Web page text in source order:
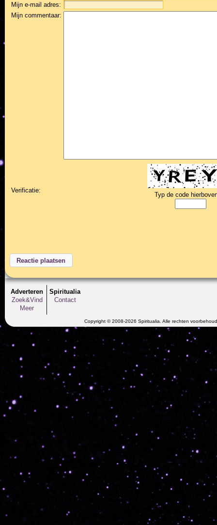
Mijn e-mail adres:
Mijn commentaar:
Verificatie:
Typ de code
Adverteren
Zoek&Vind
Meer
Spiritualia
Contact
Copyright © 2008-2026 Spiritualia. Alle rechten